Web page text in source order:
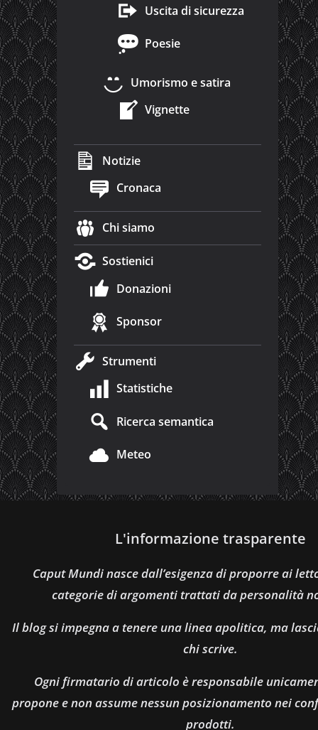
Uscita di sicurezza
Poesie
Umorismo e satira
Vignette
Notizie
Cronaca
Chi siamo
Sostienici
Donazioni
Sponsor
Strumenti
Statistiche
Ricerca semantica
Meteo
L'informazione trasparente
Caput Mundi nasce dall’esigenza di proporre ai
categorie di argomenti trattati da personalità
Il blog si impegna a tenere una linea apolitica, ma
chi scrive.
Ogni firmatario di articolo è responsabile
propone e non assume nessun posizionamento nei
prodotti.